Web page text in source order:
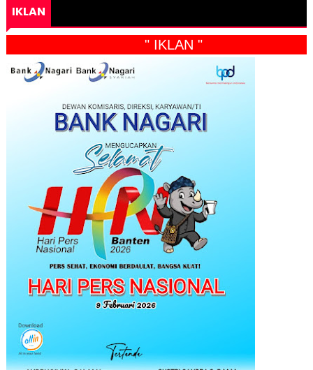
IKLAN
" IKLAN "